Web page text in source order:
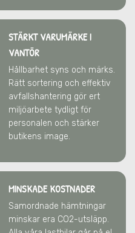
STÄRKT VARUMÄRKEI
VANTÖR
Hållbarhet syns och märks.
Rätt sortering och effektiv
avfallshantering gör ert
miljöarbete tydligt för
personalen och stärker
butikens image.
MINSKADE KOSTNADER
Samordnade hämtningar
minskar era CO2-utsläpp.